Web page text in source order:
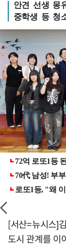
안견 선생 몽
중학생 등 청
[서산=뉴시스]
도시 관계를 이